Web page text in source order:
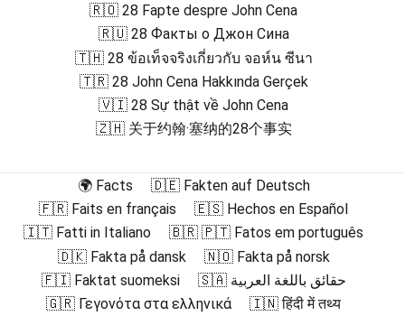
🇷🇴 28 Fapte despre John Cena
🇷🇺 28 Факты о Джон Сина
🇹🇭 28 ข้อเท็จจริงเกี่ยวกับ จอห์น ซีนา
🇹🇷 28 John Cena Hakkında Gerçek
🇻🇮 28 Sự thật về John Cena
🇿🇭 关于约翰·塞纳的28个事实
🌍 Facts
🇩🇪 Fakten auf Deutsch
🇫🇷 Faits en français
🇪🇸 Hechos en Español
🇮🇹 Fatti in Italiano
🇧🇷 🇵🇹 Fatos em português
🇩🇰 Fakta på dansk
🇳🇴 Fakta på norsk
🇫🇮 Faktat suomeksi
🇸🇦 حقائق باللغة العربية
🇬🇷 Γεγονότα στα ελληνικά
🇮🇳 हिंदी में तथ्य